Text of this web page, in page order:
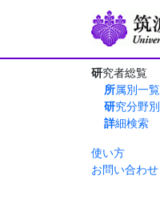
研究者総覧
所属別一覧
研究分野
詳細検索
使い方
お問い合わせ